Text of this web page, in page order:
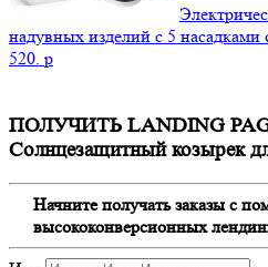
надувных изделий с 5 насадками
520. p
ПОЛУЧИТЬ LANDING
Солнцезащитный козырек
Начните получать заказы с
высококонверсионных